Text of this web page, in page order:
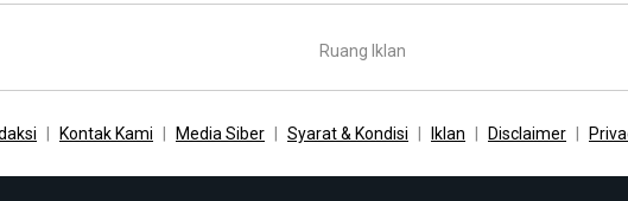
Ruang Iklan
Kontak Kami Media Siber Syarat & Kondisi Iklan Disclaimer